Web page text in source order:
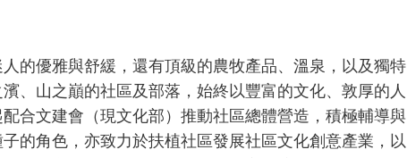
的優雅與舒緩，還有頂級的農牧產品、溫泉，以及獨特
、山之巔的社區及部落，始終以豐富的文化、敦厚的人
合文建會（現文化部）推動社區總體營造，積極輔導與
的角色，亦致力於扶植社區發展社區文化創意產業，以